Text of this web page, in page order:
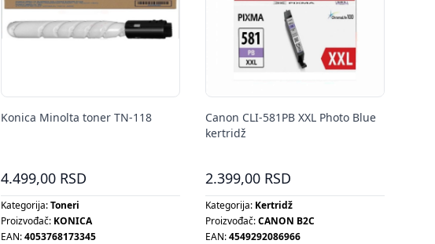
Konica Minolta toner TN-118
4.499,00 RSD
Kategorija:Toneri
Proizvođač: KONICA
EAN:4053768173345
Canon CLI-581PB XXL Photo Blue
kertridž
2.399,00 RSD
Kategorija: Kertridž
Proizvođač:CANON B2C
EAN:4549292086966